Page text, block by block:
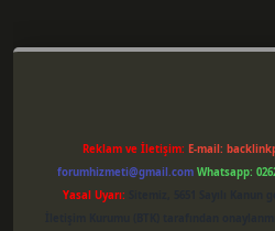
Reklam ve İletişim: E-mail:
forumhizmeti@gmail.com Whatsapp:
Yasal Uyarı: